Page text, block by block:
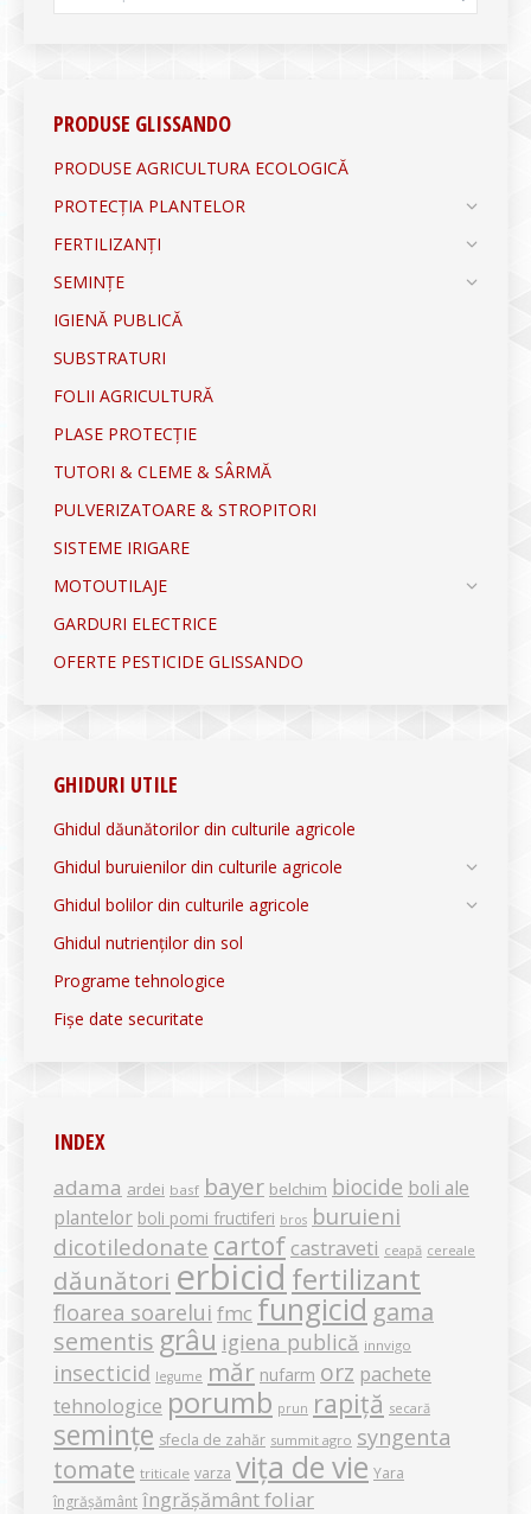
PRODUSE GLISSANDO
PRODUSE AGRICULTURA ECOLOGICĂ
PROTECȚIA PLANTELOR
FERTILIZANȚI
SEMINȚE
IGIENĂ PUBLICĂ
SUBSTRATURI
FOLII AGRICULTURĂ
PLASE PROTECȚIE
TUTORI & CLEME & SÂRMĂ
PULVERIZATOARE & STROPITORI
SISTEME IRIGARE
MOTOUTILAJE
GARDURI ELECTRICE
OFERTE PESTICIDE GLISSANDO
GHIDURI UTILE
Ghidul dăunătorilor din culturile agricole
Ghidul buruienilor din culturile agricole
Ghidul bolilor din culturile agricole
Ghidul nutrienților din sol
Programe tehnologice
Fișe date securitate
INDEX
adama ardei basf bayer belchim biocide boli ale
plantelor boli pomi fructiferi bros buruieni
dicotiledonate cartof castraveti ceapă cereale
dăunători erbicidfertilizant
floarea soarelui fmc fungicid gama
sementis grâu igiena publică innvigo
insecticid legume măr nufarm orz pachete
tehnologice porumb prun rapiță secară
semințe sfecla de zahăr summit agro syngenta
tomate triticale varza vița de vie Yara
îngrășământ îngrășământ foliar